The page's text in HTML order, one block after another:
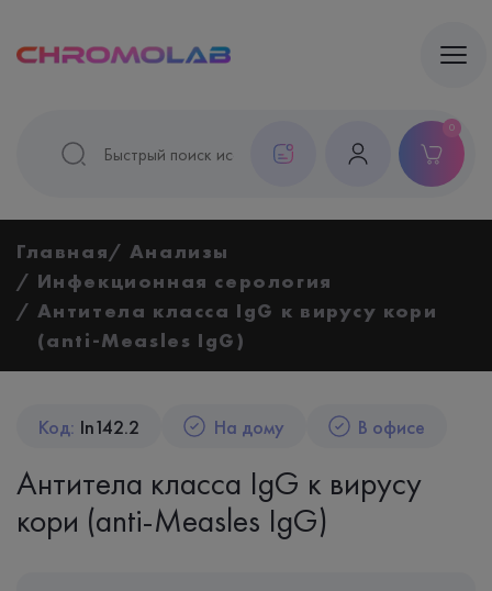
0
Главная
Анализы
Инфекционная серология
Антитела класса IgG к вирусу кори
(anti-Measles IgG)
Код: In142.2 На дому В офисе
Антитела класса IgG к вирусу
кори (anti-Measles IgG)